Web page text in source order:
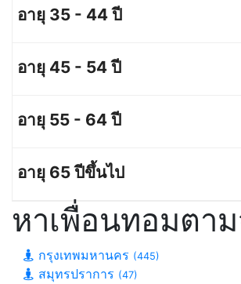
หาเพื่อนทอมตา
กรุงเทพมหานคร (445)
สมุทรปราการ (47)